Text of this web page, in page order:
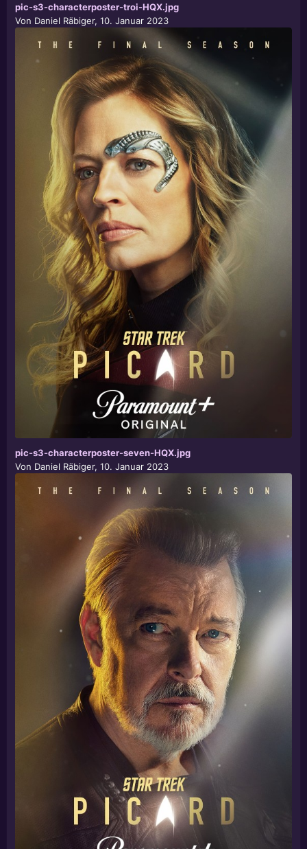
pic-s3-characterposter-troi-HQX.jpg
Von Daniel Räbiger, 10. Januar 2023
pic-s3-characterposter-seven-HQX.jpg
Von Daniel Räbiger, 10. Januar 2023